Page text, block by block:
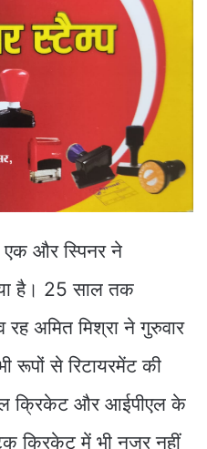
और स्पिनर ने
है। 25 साल तक
अमित मिश्रा ने गुरुवार
रूपों से रिटायरमेंट की
क्रिकेट और आईपीएल के
क्रिकेट में भी नजर नहीं